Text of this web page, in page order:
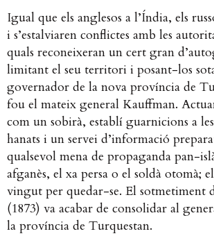
Igual que els anglesos a l’Índia, els
i s’estalviaren conflictes amb les
quals reconeixeran un cert gran
limitant el seu territori i posant-los
governador de la nova província de
fou el mateix general Kauffman.
com un sobirà, establí guarnicions a
hanats i un servei d’informació
qualsevol mena de propaganda pan-
afganès, el xa persa o el soldà otomà;
vingut per quedar-se. El sotmetiment
(1873) va acabar de consolidar al
la província de Turquestan.